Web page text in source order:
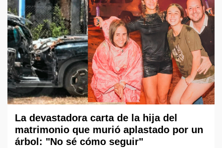
La devastadora carta de la hija del
matrimonio que murió aplastado por un
árbol: "No sé cómo seguir"